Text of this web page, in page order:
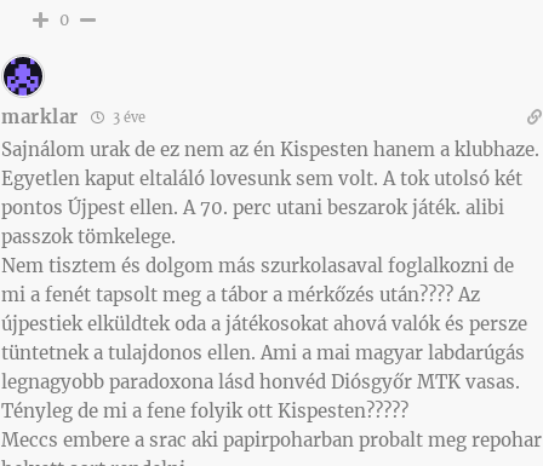
0
marklar 3 éve
Sajnálom urak de ez nem az én Kispesten hanem a klubhaze.
Egyetlen kaput eltaláló lovesunk sem volt. A tok utolsó két
pontos Újpest ellen. A 70. perc utani beszarok játék. alibi
passzok tömkelege.
Nem tisztem és dolgom más szurkolasaval foglalkozni de
mi a fenét tapsolt meg a tábor a mérkőzés után???? Az
újpestiek elküldtek oda a játékosokat ahová valók és persze
tüntetnek a tulajdonos ellen. Ami a mai magyar labdarúgás
legnagyobb paradoxona lásd honvéd Diósgyőr MTK vasas.
Tényleg de mi a fene folyik ott Kispesten?????
Meccs embere a srac aki papirpoharban probalt meg repohar